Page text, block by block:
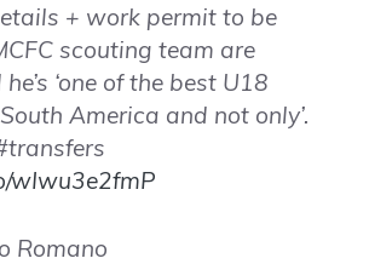
+ work permit to be
scouting team are
‘one of the best U18
America and not only’.
wIwu3e2fmP
Romano